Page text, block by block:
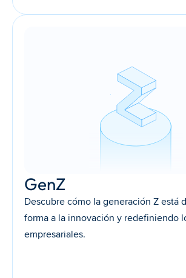
GenZ
Descubre cómo la generación Z está
forma a la innovación y redefiniendo
empresariales.